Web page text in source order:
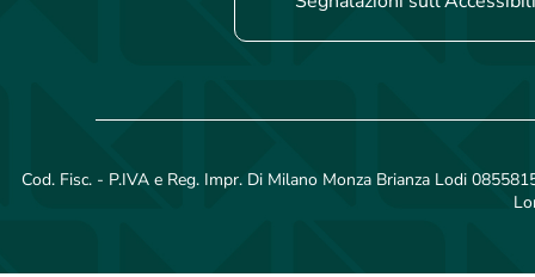
Cod. Fisc. - P.IVA e Reg. Impr. Di Milano Monza Brianza Lodi